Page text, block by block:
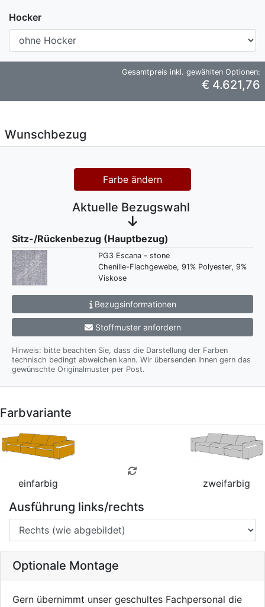
Hocker
Gesamtpreis inkl. gewählten Optionen:
€ 4.621,76
Wunschbezug
Farbe ändern
Aktuelle Bezugswahl
Sitz-/Rückenbezug (Hauptbezug)
PG3 Escana - stone
Chenille-Flachgewebe, 91% Polyester, 9%
Viskose
Bezugsinformationen
Stoffmuster anfordern
Hinweis: bitte beachten Sie, dass die Darstellung der Farben
technisch bedingt abweichen kann. Wir übersenden Ihnen gern das
gewünschte Originalmuster per Post.
Farbvariante
einfarbig zweifarbig
Ausführung links/rechts
Optionale Montage
Gern übernimmt unser geschultes Fachpersonal die